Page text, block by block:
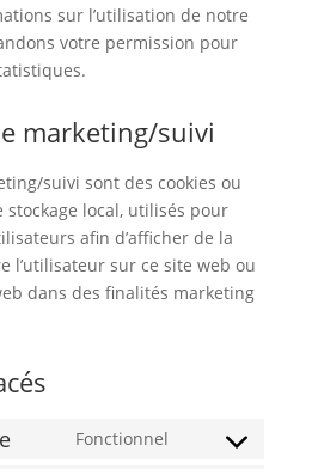
sur l’utilisation de notre
votre permission pour
marketing/suivi
suivi sont des cookies ou
local, utilisés pour
afin d’afficher de la
l’utilisateur sur ce site web ou
dans des finalités marketing
Fonctionnel
Consent